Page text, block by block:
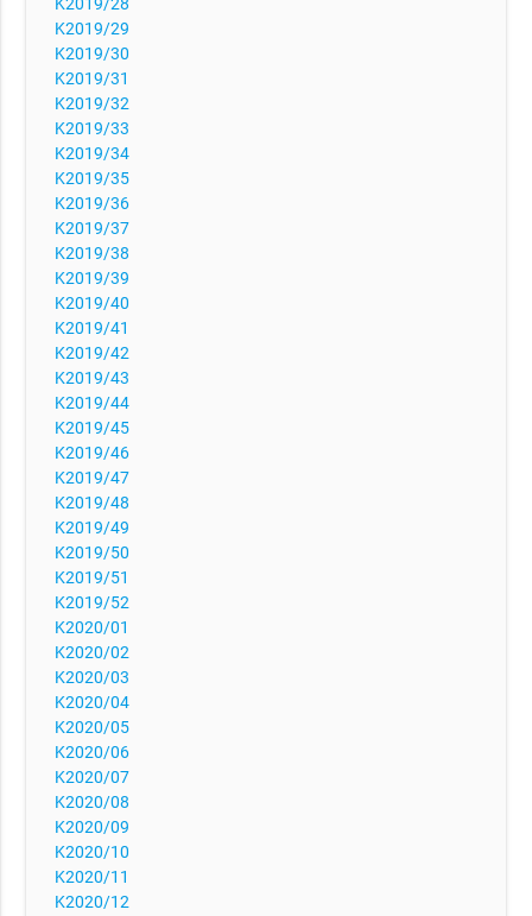
K2019/29
K2019/30
K2019/31
K2019/32
K2019/33
K2019/34
K2019/35
K2019/36
K2019/37
K2019/38
K2019/39
K2019/40
K2019/41
K2019/42
K2019/43
K2019/44
K2019/45
K2019/46
K2019/47
K2019/48
K2019/49
K2019/50
K2019/51
K2019/52
K2020/01
K2020/02
K2020/03
K2020/04
K2020/05
K2020/06
K2020/07
K2020/08
K2020/09
K2020/10
K2020/11
K2020/12